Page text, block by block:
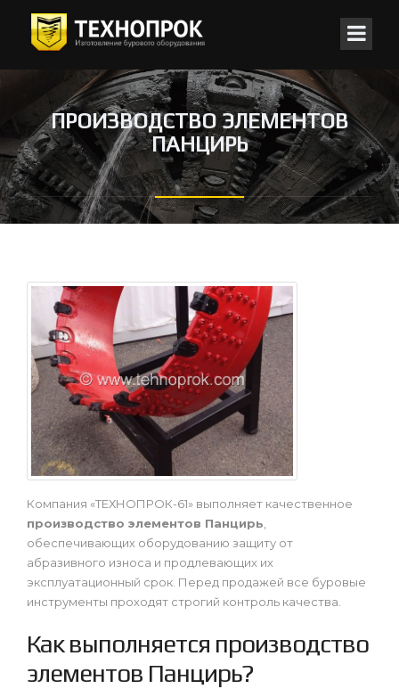
ПРОИЗВОДСТВО ЭЛЕМЕНТОВ
ПАНЦИРЬ
Компания «ТЕХНОПРОК-61» выполняет качественное
производство элементов Панцирь
обеспечивающих оборудованию защиту от
абразивного износа и продлевающих их
эксплуатационный срок. Перед продажей все буровые
инструменты проходят строгий контроль качества.
Как выполняется производство
элементов Панцирь?